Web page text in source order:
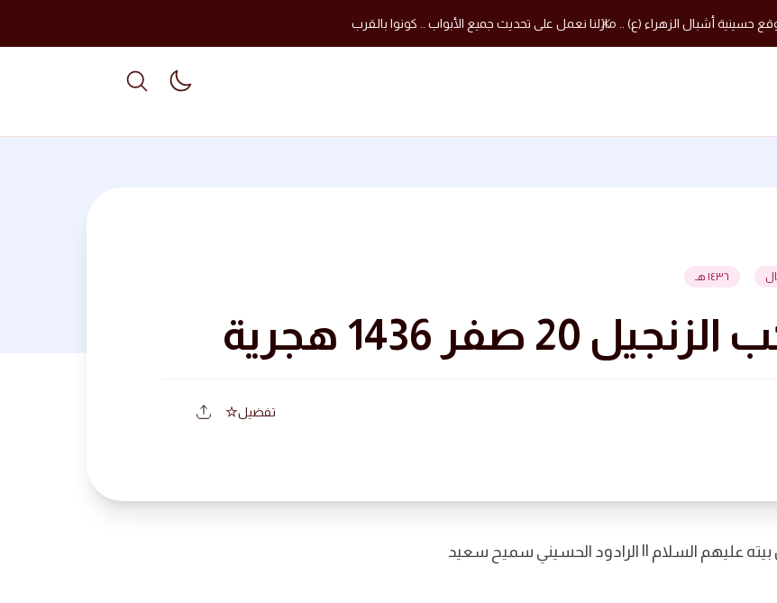
حسينية أشبال الزهراء (ع) .. مازلنا نعمل على تحديث جميع الأبواب .. كونوا بالقرب
dark mode
١٤٣٦ هـ
20 صفر 1436 هجرية
تفضيل
بيته عليهم السلام || الرادود الحسيني سميح سعيد